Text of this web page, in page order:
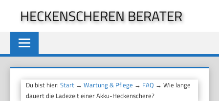
springen
HECKENSCHEREN BERATER
Du bist hier:Start →Wartung & Pflege → FAQ → Wie lange
dauert die Ladezeit einer Akku-Heckenschere?